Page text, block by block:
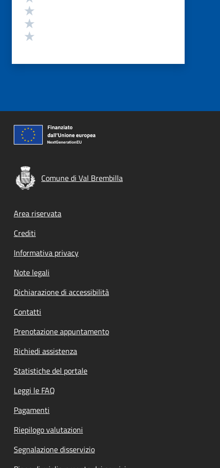
Comune di Val Brembilla
Footer menu
Area riservata
Crediti
Informativa privacy
Note legali
Dichiarazione di accessibilità
Contatti
Prenotazione appuntamento
Richiedi assistenza
Statistiche del portale
Leggi le FAQ
Pagamenti
Riepilogo valutazioni
Segnalazione disservizio